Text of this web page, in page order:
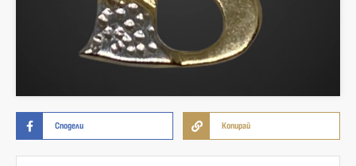
Сподели Копирай